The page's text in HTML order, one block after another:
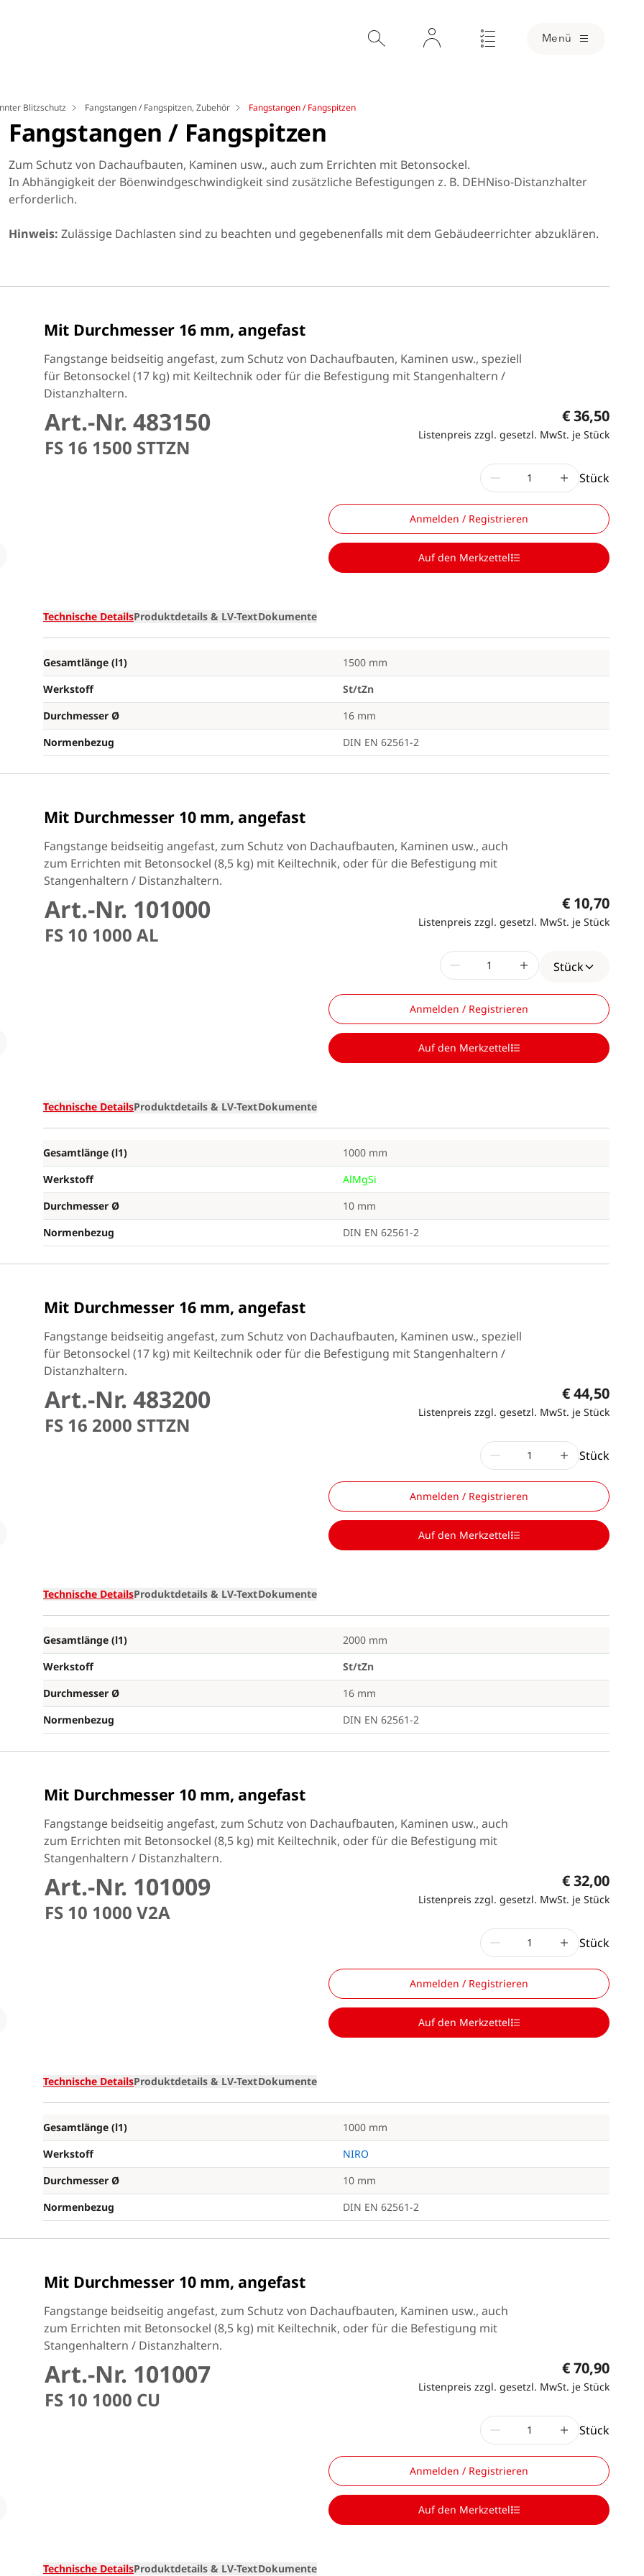
Menü
Blitzschutz Fangstangen / Fangspitzen, Zubehör Fangstangen / Fangspitzen
Fangstangen / Fangspitzen
Zum Schutz von Dachaufbauten, Kaminen usw., auch zum Errichten mit Betonsockel.
In Abhängigkeit der Böenwindgeschwindigkeit sind zusätzliche Befestigungen z. B. DEHNiso-Distanzhalter
erforderlich.
Hinweis: Zulässige Dachlasten sind zu beachten und gegebenenfalls mit dem Gebäudeerrichter abzuklären.
Mit Durchmesser 16 mm, angefast
Fangstange beidseitig angefast, zum Schutz von Dachaufbauten, Kaminen usw., speziell
für Betonsockel (17 kg) mit Keiltechnik oder für die Befestigung mit Stangenhaltern /
Distanzhaltern.
Art.-Nr. 483150
FS 16 1500 STTZN
€ 36,50
Listenpreis zzgl. gesetzl. MwSt. je Stück
Stück
Anmelden / Registrieren
Auf den Merkzettel
Technische DetailsProduktdetails & LV-TextDokumente
Gesamtlänge (l1)
1500 mm
Werkstoff
St/tZn
Durchmesser Ø
16 mm
Normenbezug
DIN EN 62561-2
Mit Durchmesser 10 mm, angefast
Fangstange beidseitig angefast, zum Schutz von Dachaufbauten, Kaminen usw., auch
zum Errichten mit Betonsockel (8,5 kg) mit Keiltechnik, oder für die Befestigung mit
Stangenhaltern / Distanzhaltern.
Art.-Nr. 101000
FS 10 1000 AL
€ 10,70
Listenpreis zzgl. gesetzl. MwSt. je Stück
Stück
Anmelden / Registrieren
Auf den Merkzettel
Technische DetailsProduktdetails & LV-TextDokumente
Gesamtlänge (l1)
1000 mm
Werkstoff
AlMgSi
Durchmesser Ø
10 mm
Normenbezug
DIN EN 62561-2
Mit Durchmesser 16 mm, angefast
Fangstange beidseitig angefast, zum Schutz von Dachaufbauten, Kaminen usw., speziell
für Betonsockel (17 kg) mit Keiltechnik oder für die Befestigung mit Stangenhaltern /
Distanzhaltern.
Art.-Nr. 483200
FS 16 2000 STTZN
€ 44,50
Listenpreis zzgl. gesetzl. MwSt. je Stück
Stück
Anmelden / Registrieren
Auf den Merkzettel
Technische DetailsProduktdetails & LV-TextDokumente
Gesamtlänge (l1)
2000 mm
Werkstoff
St/tZn
Durchmesser Ø
16 mm
Normenbezug
DIN EN 62561-2
Mit Durchmesser 10 mm, angefast
Fangstange beidseitig angefast, zum Schutz von Dachaufbauten, Kaminen usw., auch
zum Errichten mit Betonsockel (8,5 kg) mit Keiltechnik, oder für die Befestigung mit
Stangenhaltern / Distanzhaltern.
Art.-Nr. 101009
FS 10 1000 V2A
€ 32,00
Listenpreis zzgl. gesetzl. MwSt. je Stück
Stück
Anmelden / Registrieren
Auf den Merkzettel
Technische DetailsProduktdetails & LV-TextDokumente
Gesamtlänge (l1)
1000 mm
Werkstoff
NIRO
Durchmesser Ø
10 mm
Normenbezug
DIN EN 62561-2
Mit Durchmesser 10 mm, angefast
Fangstange beidseitig angefast, zum Schutz von Dachaufbauten, Kaminen usw., auch
zum Errichten mit Betonsockel (8,5 kg) mit Keiltechnik, oder für die Befestigung mit
Stangenhaltern / Distanzhaltern.
Art.-Nr. 101007
FS 10 1000 CU
€ 70,90
Listenpreis zzgl. gesetzl. MwSt. je Stück
Stück
Anmelden / Registrieren
Auf den Merkzettel
Technische DetailsProduktdetails & LV-TextDokumente